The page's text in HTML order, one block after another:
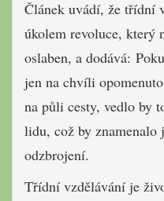
Článek uvádí, že třídní
úkolem revoluce, který
oslaben, a dodává:
jen na chvíli
na půli cesty, vedlo by
lidu, což by znamenalo
odzbrojení.
Třídní vzdělávání je